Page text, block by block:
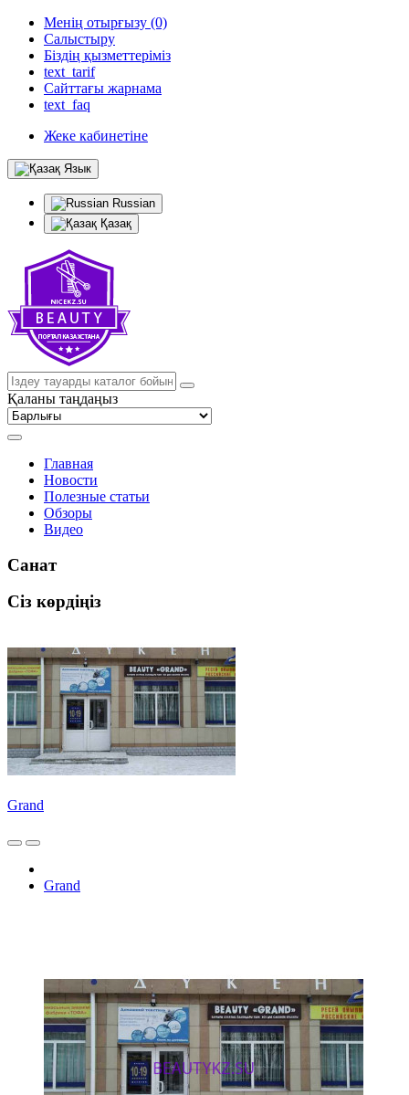
Менің отырғызу (0)
Салыстыру
Біздің қызметтеріміз
text_tarif
Сайттағы жарнама
text_faq
Жеке кабинетіне
Язык
Russian
Қазақ
Қаланы таңдаңыз
Главная
Новости
Полезные статьи
Обзоры
Видео
Санат
Сіз көрдіңіз
Grand
Grand